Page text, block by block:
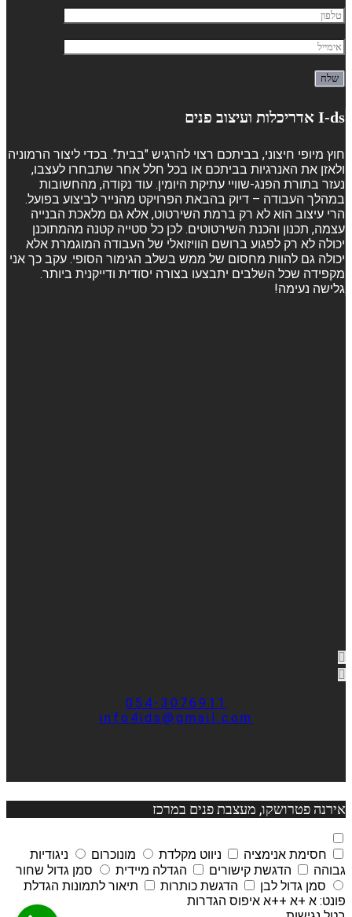
I-ds אדריכלות ועיצוב פנים
חוץ מיופי חיצוני, בביתכם רצוי להרגיש "בבית". בכדי ליצור הרמוניה
ולאזן את האנרגיות בביתכם או בכל חלל אחר שתבחרו לעצבו,
נעזר בתורת הפנג-שוויי עתיקת היומין. עוד נקודה, מהחשובות
במהלך העבודה – דיוק בהבאת הפרויקט מהנייר לביצוע בפועל.
הרי עיצוב הוא לא רק ברמת השירטוט, אלא גם מלאכת הבנייה
עצמה, תכנון והכנת השירטוטים. לכן כל סטייה קטנה מהמתוכנן
יכולה לא רק לפגוע ברושם הוויזואלי של העבודה המוגמרת אלא
יכולה גם להוות מחסום של ממש בשלב הגימור הסופי. עקב כך אני
מקפידה שכל השלבים יתבצעו בצורה יסודית ודייקנית ביותר.
גלישה נעימה!
054-3076911
info4ids@gmail.com
אירנה פטרושקו, מעצבת פנים במרכז
חסימת אנימציה ניווט מקלדת מונוכרום
ניגודיות
גבוהה
הדגשת קישורים הגדלה מיידית
סמן גדול שחור
סמן גדול לבן
הדגשת כותרות תיאור לתמונות הגדלת
פונט: א +א ++א איפוס הגדרות